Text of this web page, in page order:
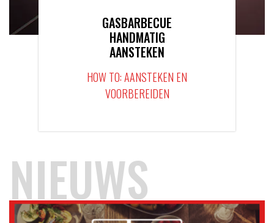
GASBARBECUE
HANDMATIG
AANSTEKEN
HOW TO: AANSTEKEN EN
VOORBEREIDEN
NIEUWS